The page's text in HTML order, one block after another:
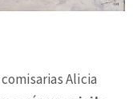
Alicia